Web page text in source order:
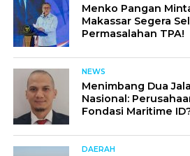
Menko Pangan
Makassar Segera
Permasalahan TPA!
NEWS
Menimbang Dua
Nasional:
Fondasi Maritime
DAERAH